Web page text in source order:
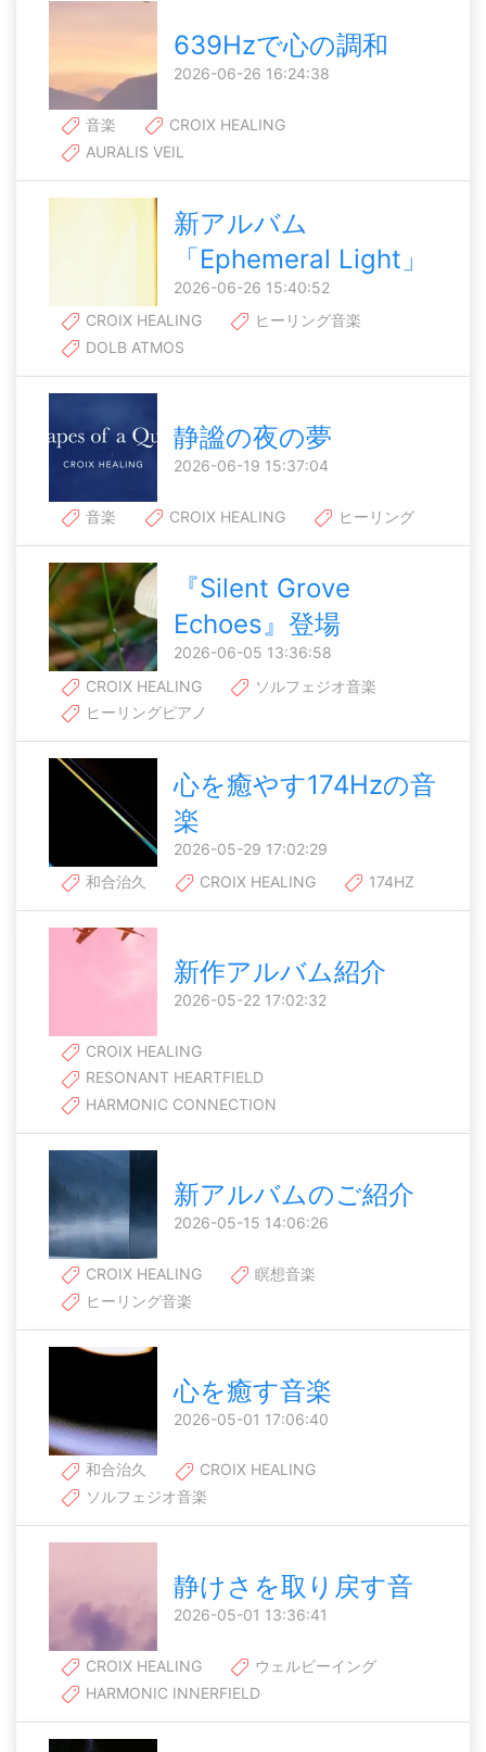
639Hzで心の調和
2026-06-26 16:24:38
音楽
CROIX HEALING
AURALIS VEIL
新アルバム
「Ephemeral Light」
2026-06-26 15:40:52
CROIX HEALING
ヒーリング音楽
DOLB ATMOS
静謐の夜の夢
2026-06-19 15:37:04
音楽 CROIX HEALING ヒーリング
『Silent Grove
Echoes』登場
2026-06-05 13:36:58
CROIX HEALING
ソルフェジオ音楽
ヒーリングピアノ
心を癒やす174Hzの音
楽
2026-05-29 17:02:29
和合治久
CROIX HEALING 174HZ
新作アルバム紹介
2026-05-22 17:02:32
CROIX HEALING
RESONANT HEARTFIELD
HARMONIC CONNECTION
新アルバムのご紹介
2026-05-15 14:06:26
CROIX HEALING
瞑想音楽
ヒーリング音楽
心を癒す音楽
2026-05-01 17:06:40
和合治久
CROIX HEALING
ソルフェジオ音楽
静けさを取り戻す音
2026-05-01 13:36:41
CROIX HEALING
ウェルビーイング
HARMONIC INNERFIELD